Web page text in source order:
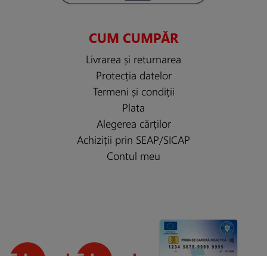
CUM CUMPĂR
Livrarea și returnarea
Protecția datelor
Termeni și condiții
Plata
Alegerea cărților
Achiziții prin SEAP/SICAP
Contul meu